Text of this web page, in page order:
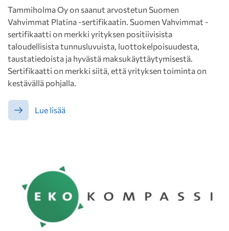
Tammiholma Oy on saanut arvostetun Suomen
Vahvimmat Platina -sertifikaatin. Suomen Vahvimmat -
sertifikaatti on merkki yrityksen positiivisista
taloudellisista tunnusluvuista, luottokelpoisuudesta,
taustatiedoista ja hyvästä maksukäyttäytymisestä.
Sertifikaatti on merkki siitä, että yrityksen toiminta on
kestävällä pohjalla.
Lue lisää